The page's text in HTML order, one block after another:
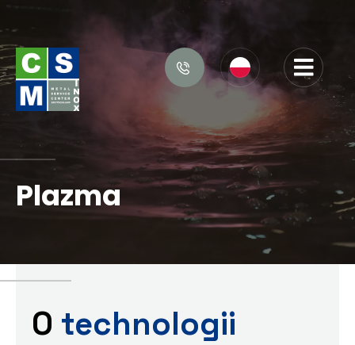
Plazma
O technologii